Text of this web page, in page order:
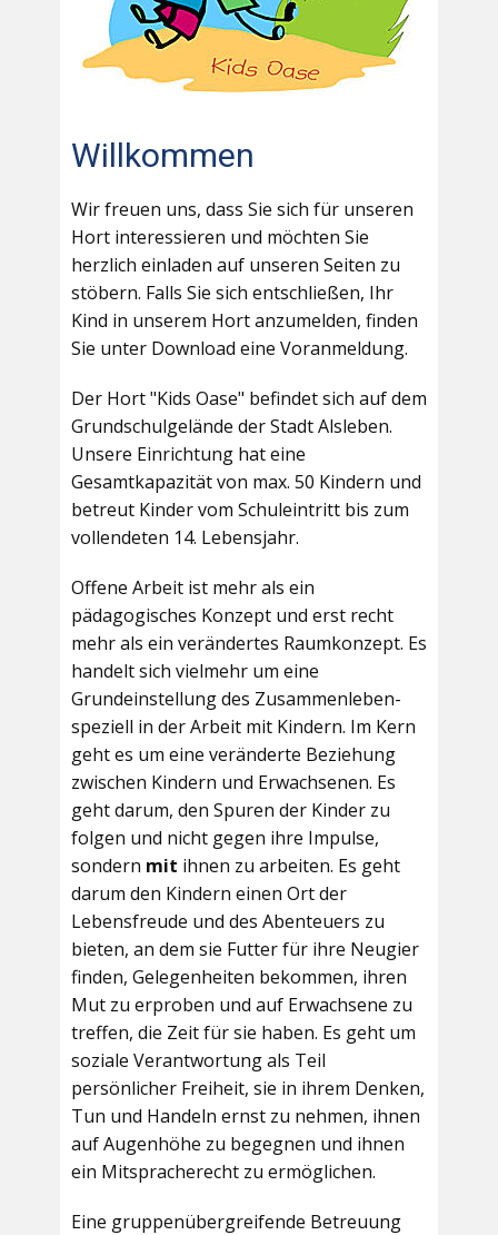
Willkommen
Wir freuen uns, dass Sie sich für unseren
Hort interessieren und möchten Sie
herzlich einladen auf unseren Seiten zu
stöbern. Falls Sie sich entschließen, Ihr
Kind in unserem Hort anzumelden, finden
Sie unter Download eine Voranmeldung.
Der Hort "Kids Oase" befindet sich auf dem
Grundschulgelände der Stadt Alsleben.
Unsere Einrichtung hat eine
Gesamtkapazität von max. 50 Kindern und
betreut Kinder vom Schuleintritt bis zum
vollendeten 14. Lebensjahr.
Offene Arbeit ist mehr als ein
pädagogisches Konzept und erst recht
mehr als ein verändertes Raumkonzept. Es
handelt sich vielmehr um eine
Grundeinstellung des Zusammenleben-
speziell in der Arbeit mit Kindern. Im Kern
geht es um eine veränderte Beziehung
zwischen Kindern und Erwachsenen. Es
geht darum, den Spuren der Kinder zu
folgen und nicht gegen ihre Impulse,
sondern mit ihnen zu arbeiten. Es geht
darum den Kindern einen Ort der
Lebensfreude und des Abenteuers zu
bieten, an dem sie Futter für ihre Neugier
finden, Gelegenheiten bekommen, ihren
Mut zu erproben und auf Erwachsene zu
treffen, die Zeit für sie haben. Es geht um
soziale Verantwortung als Teil
persönlicher Freiheit, sie in ihrem Denken,
Tun und Handeln ernst zu nehmen, ihnen
auf Augenhöhe zu begegnen und ihnen
ein Mitspracherecht zu ermöglichen.
Eine gruppenübergreifende Betreuung